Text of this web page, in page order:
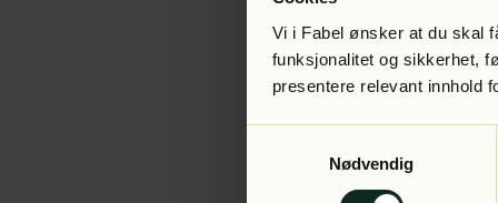
Vi i Fabel ønsker at du skal
funksjonalitet og sikkerhet,
presentere relevant innhold
Nødvendig
Application